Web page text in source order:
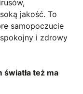
jakość. To
samopoczucie
i zdrowy
też ma